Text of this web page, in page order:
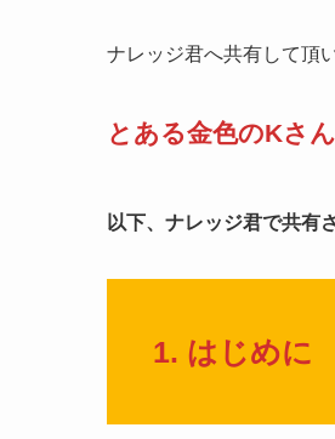
ナレッジ君へ共有して頂
とある金色のKさん
以下、ナレッジ君で共有
1. はじめに